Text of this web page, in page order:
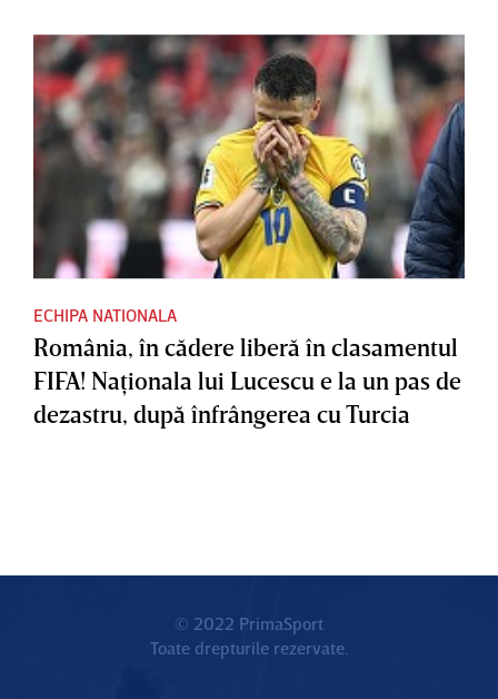
ECHIPA NATIONALA
România, în cădere liberă în clasamentul
FIFA! Naţionala lui Lucescu e la un pas de
dezastru, după înfrângerea cu Turcia
© 2022 PrimaSport
Toate drepturile rezervate.